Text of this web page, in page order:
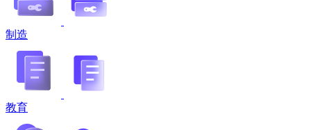
制造
教育